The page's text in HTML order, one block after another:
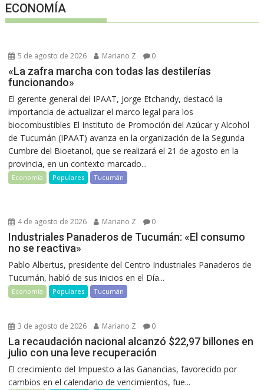
ECONOMÍA
5 de agosto de 2026 Mariano Z 0
«La zafra marcha con todas las destilerías
funcionando»
El gerente general del IPAAT, Jorge Etchandy, destacó la
importancia de actualizar el marco legal para los
biocombustibles El Instituto de Promoción del Azúcar y Alcohol
de Tucumán (IPAAT) avanza en la organización de la Segunda
Cumbre del Bioetanol, que se realizará el 21 de agosto en la
provincia, en un contexto marcado...
Economía Populares Tucumán
4 de agosto de 2026 Mariano Z 0
Industriales Panaderos de Tucumán: «El consumo
no se reactiva»
Pablo Albertus, presidente del Centro Industriales Panaderos de
Tucumán, habló de sus inicios en el Día...
Economía Populares Tucumán
3 de agosto de 2026 Mariano Z 0
La recaudación nacional alcanzó $22,97 billones en
julio con una leve recuperación
El crecimiento del Impuesto a las Ganancias, favorecido por
cambios en el calendario de vencimientos, fue...